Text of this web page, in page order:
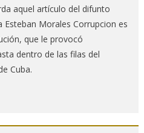
aquel artículo del difunto
Esteban Morales Corrupcion es
que le provocó
dentro de las filas del
Cuba.